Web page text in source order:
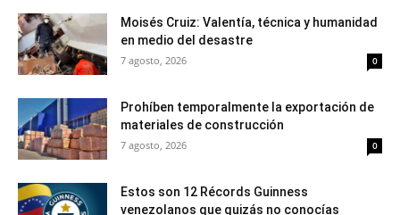
Moisés Cruiz: Valentía, técnica y humanidad
en medio del desastre
7 agosto, 2026 0
Prohíben temporalmente la exportación de
materiales de construcción
7 agosto, 2026 0
Estos son 12 Récords Guinness
venezolanos que quizás no conocías